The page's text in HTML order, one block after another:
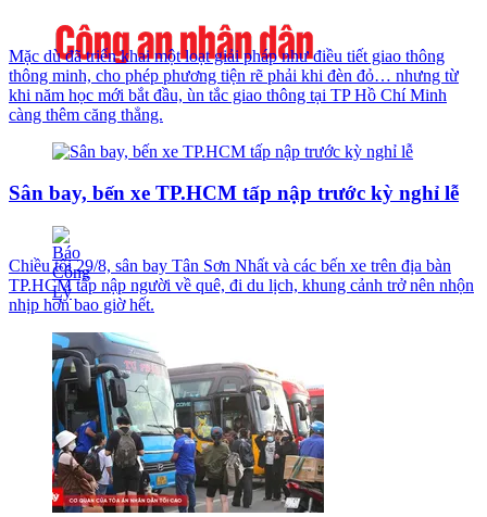
Mặc dù đã triển khai một loạt giải pháp như điều tiết giao thông
thông minh, cho phép phương tiện rẽ phải khi đèn đỏ… nhưng từ
khi năm học mới bắt đầu, ùn tắc giao thông tại TP Hồ Chí Minh
càng thêm căng thẳng.
Sân bay, bến xe TP.HCM tấp nập trước kỳ nghỉ lễ
Chiều tối 29/8, sân bay Tân Sơn Nhất và các bến xe trên địa bàn
TP.HCM tấp nập người về quê, đi du lịch, khung cảnh trở nên nhộn
nhịp hơn bao giờ hết.